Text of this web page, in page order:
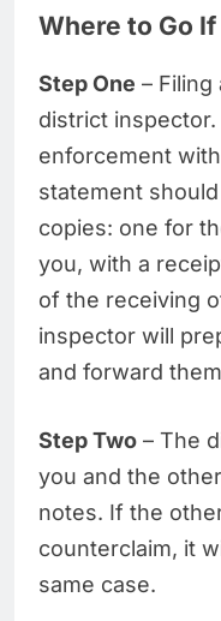
Where to Go
Step One –
district
enforcement
statement
copies: one for
you, with a
of the receiving
inspector will
and forward
Step Two – The
you and the
notes. If the
counterclaim, it
same case.